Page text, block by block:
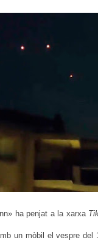
ha penjat a la xarxa
un mòbil el vespre del